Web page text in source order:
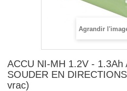
Agrandir
ACCU NI-MH 1.2V - 1.3Ah
SOUDER EN
vrac)